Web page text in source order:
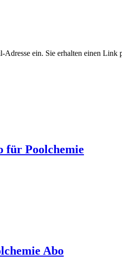
ein. Sie erhalten einen
für Poolchemie
Abo